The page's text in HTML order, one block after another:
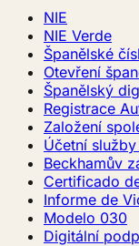
NIE
NIE Verde
Španělské
Otevření
Španělský
Registrace
Založení
Účetní
Beckhamův
Certificado
Informe de
Modelo 030
Digitální